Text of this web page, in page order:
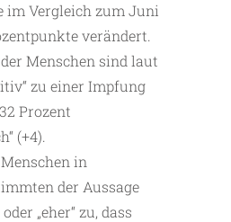
im Vergleich zum Juni
verändert.
Menschen sind laut
zu einer Impfung
Prozent
(+4).
in
der Aussage
„eher“ zu, dass